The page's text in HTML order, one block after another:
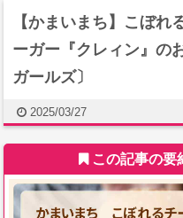
【かまいまち】こぼ
ーガー『クレィン』の
ガールズ〕
2025/03/27
この記事の要